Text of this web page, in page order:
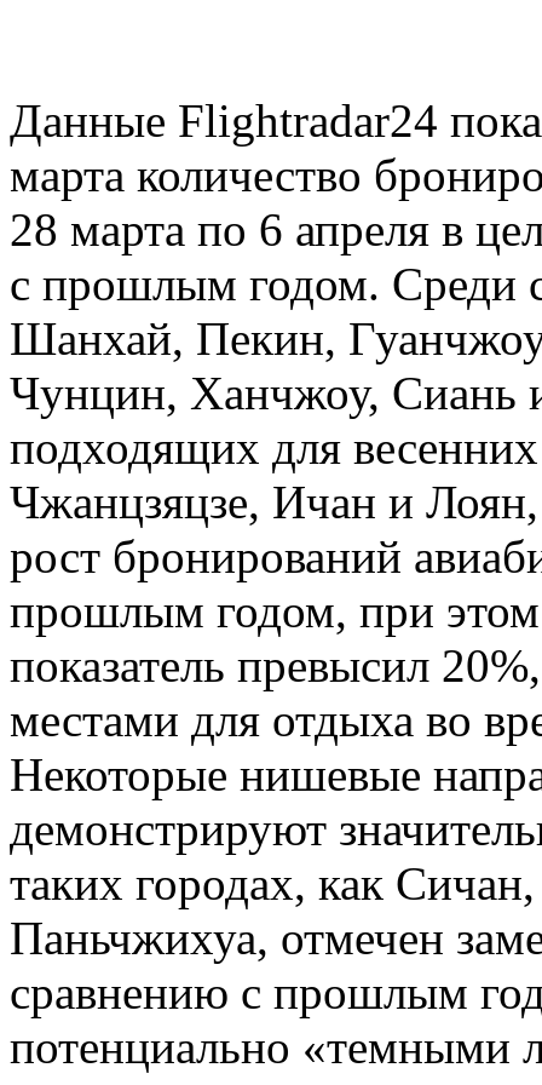
Данные Flightradar24
марта количество
28 марта по 6 апреля в
с прошлым годом. Среди
Шанхай, Пекин,
Чунцин, Ханчжоу, Сиань
подходящих для
Чжанцзяцзе, Ичан и
рост бронирований
прошлым годом, при
показатель превысил
местами для отдыха во
Некоторые нишевые
демонстрируют
таких городах, как
Паньчжихуа, отмечен
сравнению с прошлым
потенциально «темными